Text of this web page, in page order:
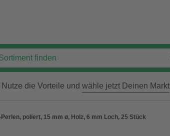
Nutze die Vorteile und wähle jetzt Deinen Markt
Perlen, poliert, 15 mm ø, Holz, 6 mm Loch, 25 Stück